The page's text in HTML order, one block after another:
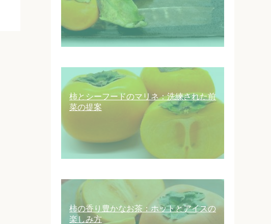
柿とシーフードのマリネ：洗練された前
菜の提案
柿の香り豊かなお茶：ホットとアイスの
楽しみ方